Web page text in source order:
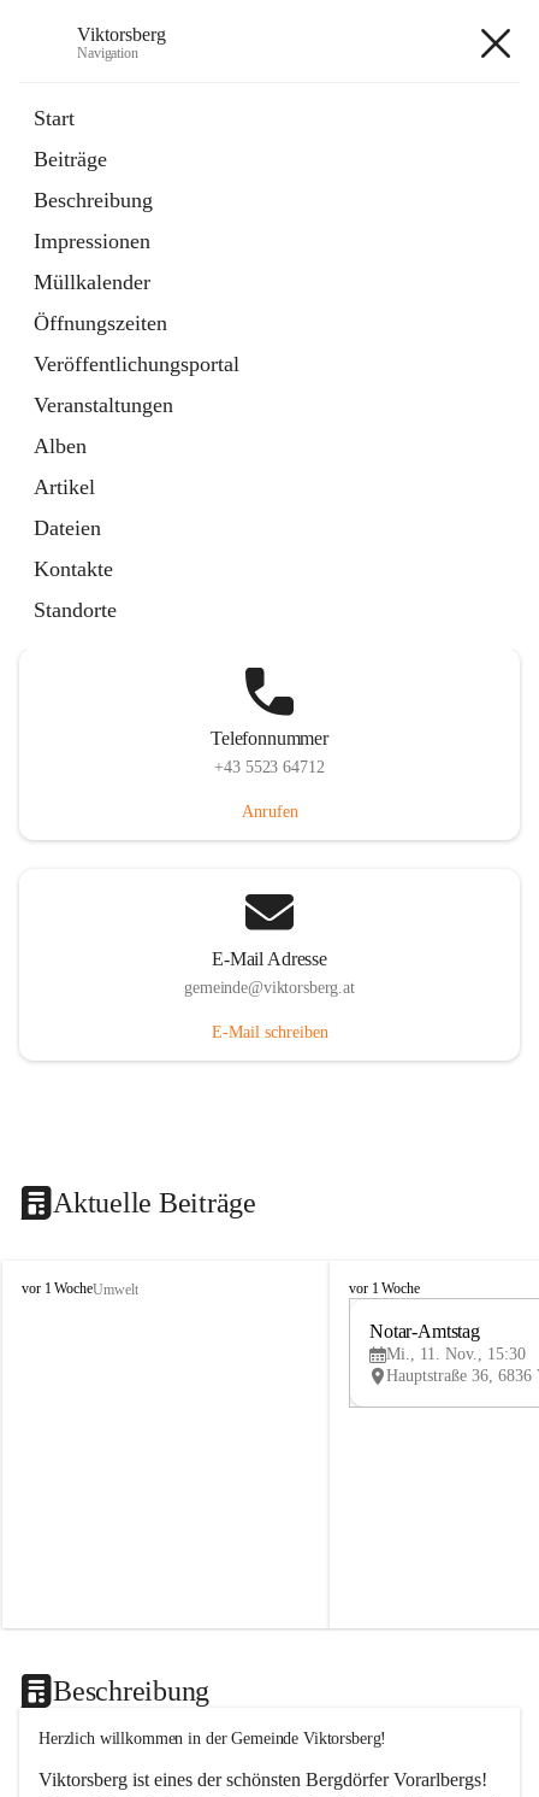
Viktorsberg
Navigation
Start
Beiträge
Beschreibung
Impressionen
Müllkalender
Öffnungszeiten
Veröffentlichungsportal
Veranstaltungen
Alben
Artikel
Dateien
Kontakte
Standorte
1 Schnellzugriff
Bürgerservice
10 Schnellzugriffe
Telefonnummer
+43 5523 64712
Anrufen
E-Mail Adresse
gemeinde@viktorsberg.at
E-Mail schreiben
Aktuelle Beiträge
V
vor 1 WocheUmwelt
V
vor 1 Woche
Notar-Amtstag
Mi., 11. Nov., 15:30
Beschreibung
Herzlich willkommen in der Gemeinde Viktorsberg!
Viktorsberg ist eines der schönsten Bergdörfer Vorarlbergs!